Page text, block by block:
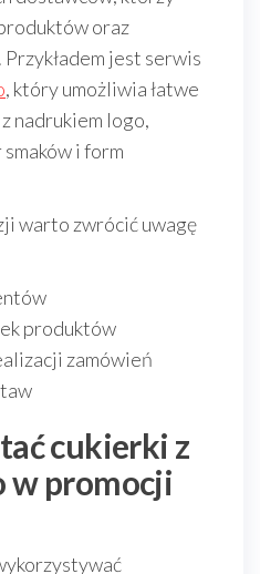
oraz
jest serwis
, który umożliwia łatwe
nadrukiem logo,
i form
warto zwrócić uwagę
produktów
zamówień
cukierki z
w promocji